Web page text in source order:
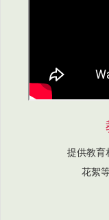
提供教育
花絮